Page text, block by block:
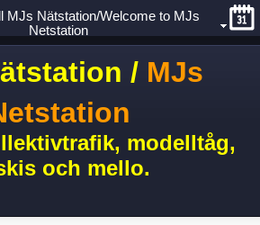
/MJs
modelltåg,
och mello.
MJs Nätstation/Welcome to MJs
Netstation